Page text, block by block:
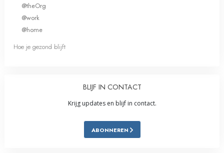
@theOrg
@work
@home
Hoe je gezond blijft
BLIJF IN CONTACT
Krijg updates en blijf in contact.
ABONNEREN